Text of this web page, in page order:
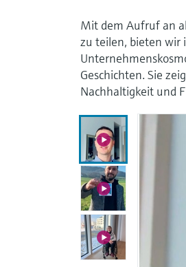
Mit dem Aufruf an
zu teilen, bieten wir
Geschichten. Sie
Nachhaltigkeit und